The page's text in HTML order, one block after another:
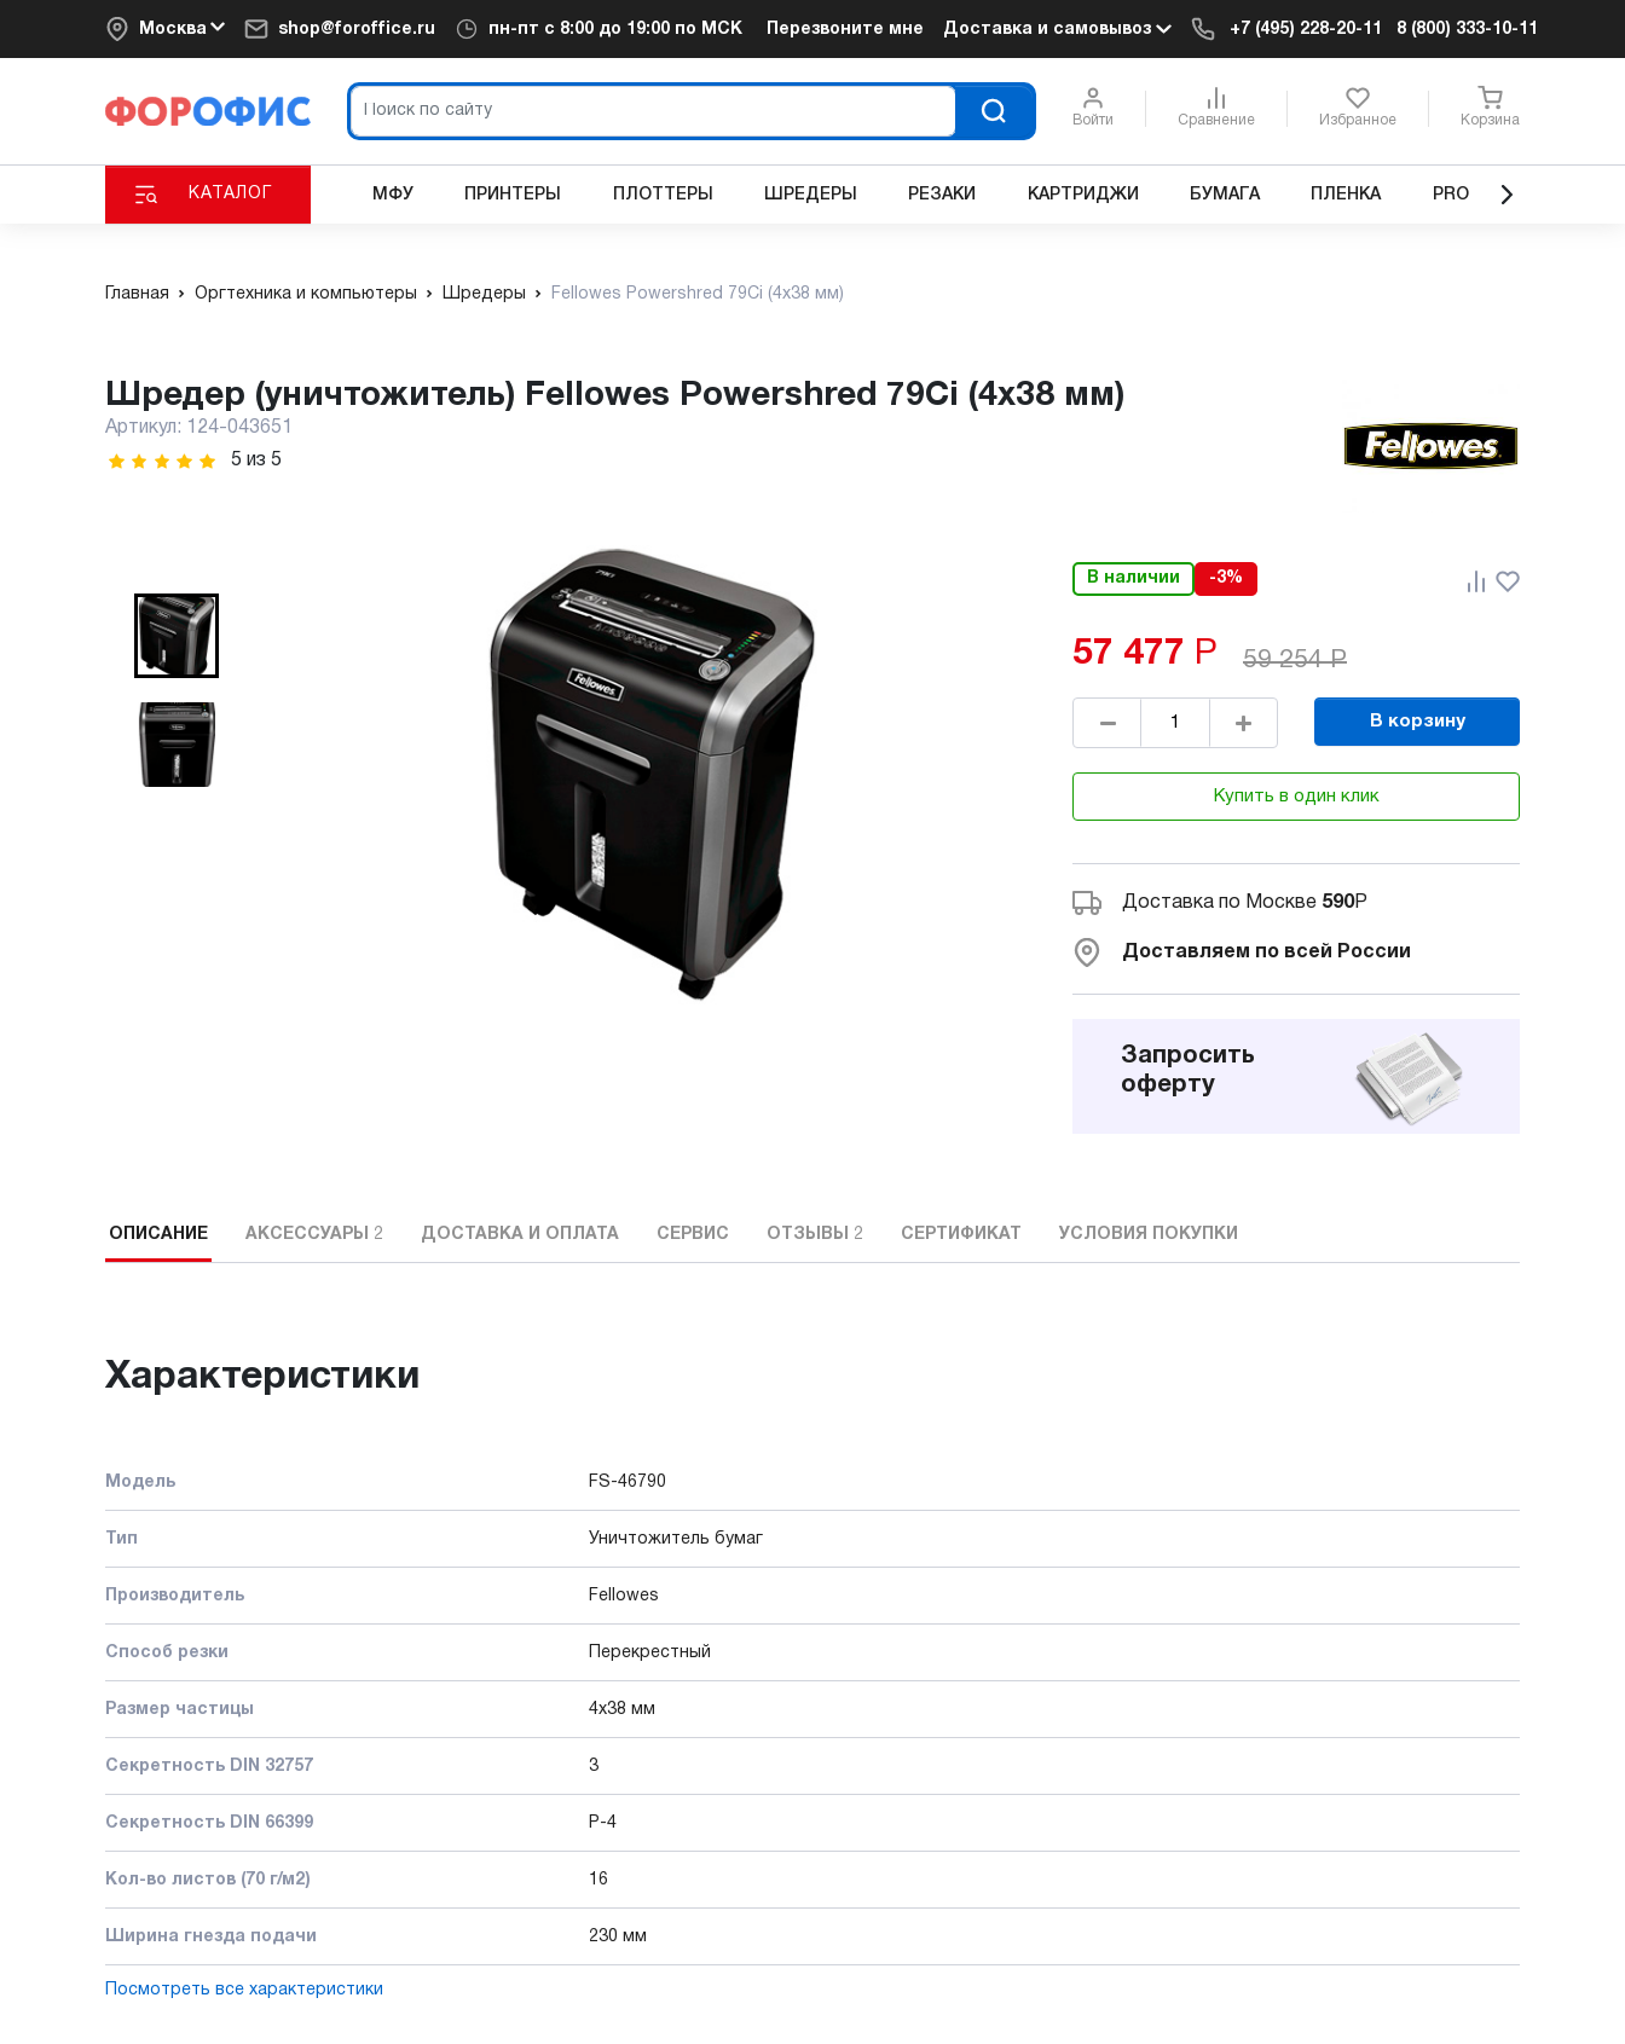
Москва shop@foroffice.ru пн-пт с 8:00 до 19:00 по МСК Перезвоните мне Доставка и самовывоз +7 (495) 228-20-11 8 (800) 333-10-11
Войти Сравнение Избранное Корзина
КАТАЛОГ МФУ ПРИНТЕРЫ ПЛОТТЕРЫ ШРЕДЕРЫ РЕЗАКИ КАРТРИДЖИ БУМАГА ПЛЕНКА PRO
Главная Оргтехника и компьютеры Шредеры Fellowes Powershred 79Ci (4x38 мм)
Шредер (уничтожитель) Fellowes Powershred 79Ci (4x38 мм)
Артикул:
124-043651
5 из 5
В наличии -3%
57 477 Р 59 254 Р
В корзину
Купить в один клик
Доставка по Москве 590Р
Доставляем по всей России
Запросить
оферту
ОПИСАНИЕ АКСЕССУАРЫ 2 ДОСТАВКА И ОПЛАТА СЕРВИС ОТЗЫВЫ 2 СЕРТИФИКАТ УСЛОВИЯ ПОКУПКИ
Характеристики
Модель FS-46790
Тип Уничтожитель бумаг
Производитель Fellowes
Способ резки Перекрестный
Размер частицы 4x38 мм
Секретность DIN 32757 3
Секретность DIN 66399 P-4
Кол-во листов (70 г/м2) 16
Ширина гнезда подачи 230 мм
Посмотреть все характеристики